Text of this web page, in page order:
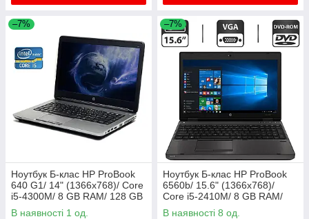
–7%
Ноутбук Б-клас HP ProBook
640 G1/ 14" (1366x768)/ Core
i5-4300M/ 8 GB RAM/ 128 GB
SSD/ HD Graphic 4600
В наявності 1 од.
–7%
Ноутбук Б-клас HP ProBook
6560b/ 15.6" (1366x768)/
Core i5-2410M/ 8 GB RAM/
320 GB HDD/ HD 3000
В наявності 8 од.